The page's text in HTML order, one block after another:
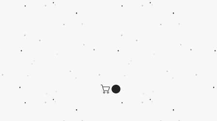
Webinars